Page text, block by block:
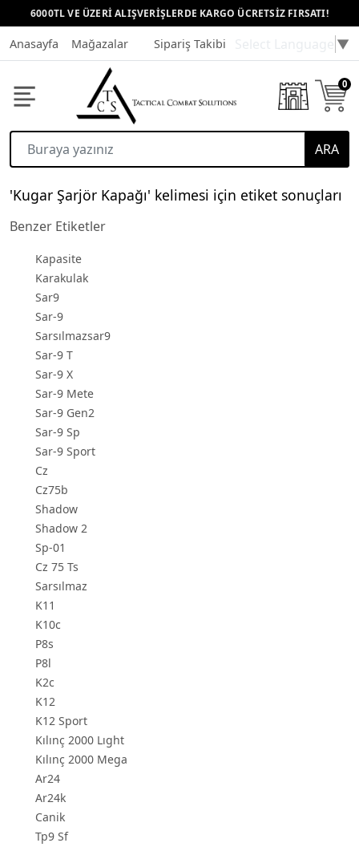
6000TL VE ÜZERİ ALIŞVERİŞLERDE KARGO ÜCRETSİZ FIRSATI!
Anasayfa Mağazalar Sipariş Takibi Müşteri Hizmetleri
▼
ARA
0
'Kugar Şarjör Kapağı' kelimesi için etiket sonuçları
Benzer Etiketler
Kapasite
Karakulak
Sar9
Sar-9
Sarsılmazsar9
Sar-9 T
Sar-9 X
Sar-9 Mete
Sar-9 Gen2
Sar-9 Sp
Sar-9 Sport
Cz
Cz75b
Shadow
Shadow 2
Sp-01
Cz 75 Ts
Sarsılmaz
K11
K10c
P8s
P8l
K2c
K12
K12 Sport
Kılınç 2000 Lıght
Kılınç 2000 Mega
Ar24
Ar24k
Canik
Tp9 Sf